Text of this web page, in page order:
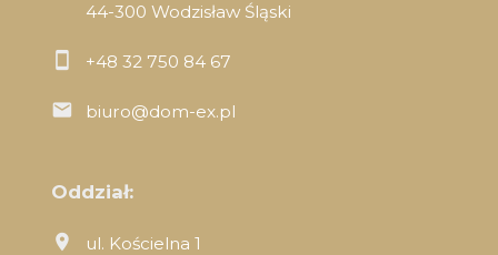
44-300 Wodzisław Śląski
+48 32 750 84 67
biuro@dom-ex.pl
Oddział:
ul. Kościelna 1